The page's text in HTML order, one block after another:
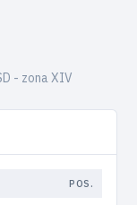
- zona XIV
POS.